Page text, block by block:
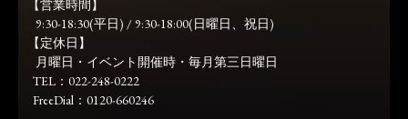
【営業時間】
9:30-18:30(平日) / 9:30-18:00(日曜日、祝日)
【定休日】
月曜日・イベント開催時・毎月第三日曜日
TEL：022-248-0222
FreeDial：0120-660246